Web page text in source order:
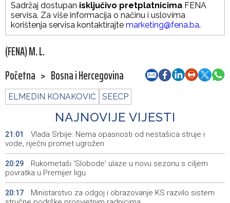
Sadržaj dostupan isključivo pretplatnicima FENA
servisa. Za više informacija o načinu i uslovima
korištenja servisa kontaktirajte marketing@fena.ba.
(FENA) M. L.
Početna > Bosna i Hercegovina
ELMEDIN KONAKOVIĆ SEECP
NAJNOVIJE VIJESTI
21:01
Vlada Srbije: Nema opasnosti od nestašica struje i
vode, riječni promet ugrožen
20:29
Rukometaši 'Slobode' ulaze u novu sezonu s ciljem
povratka u Premijer ligu
20:17
Ministarstvo za odgoj i obrazovanje KS razvilo sistem